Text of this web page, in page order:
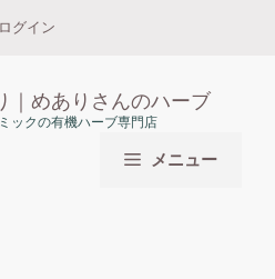
ログイン
｜めありさんのハーブ
ックの有機ハーブ専門店
メニュー